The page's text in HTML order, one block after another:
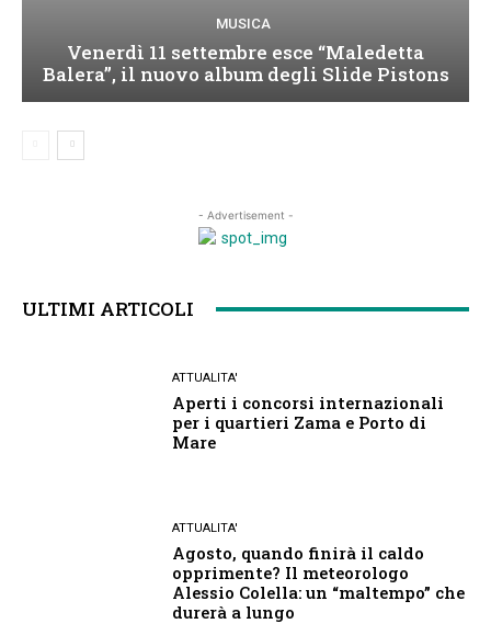
MUSICA
Venerdì 11 settembre esce “Maledetta
Balera”, il nuovo album degli Slide Pistons
- Advertisement -
ULTIMI ARTICOLI
ATTUALITA'
Aperti i concorsi internazionali
per i quartieri Zama e Porto di
Mare
ATTUALITA'
Agosto, quando finirà il caldo
opprimente? Il meteorologo
Alessio Colella: un “maltempo” che
durerà a lungo